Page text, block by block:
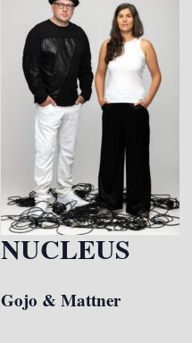
NUCLEUS
Gojo & Mattner